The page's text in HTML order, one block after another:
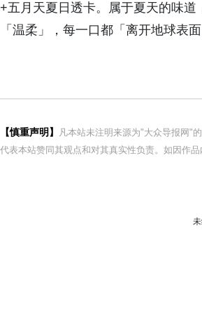
+五月天夏日透卡。属于夏天的味
「温柔」，每一口都「离开地球表面
【慎重声明】
凡本站未注明来源为"大众导报网"
代表本站赞同其观点和对其真实性负责。如因作